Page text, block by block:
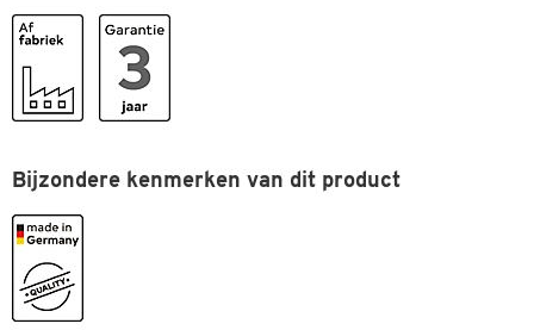
Kiepbeveiliging
Kiepsysteem
Materiaal
Slipbescherming
Stapelbaar
Type
Bijzondere kenmerken van dit product